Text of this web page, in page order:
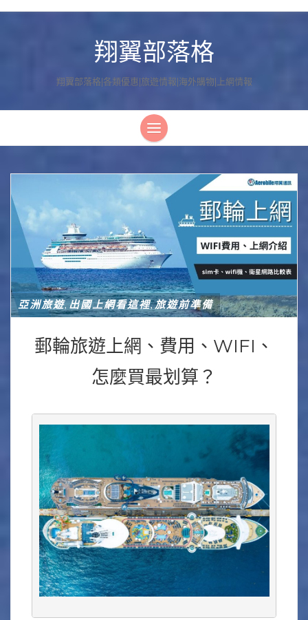
翔翼部落格
翔翼部落格|各類優惠|旅遊情報|海外購物|上網情報
亞洲旅遊, 出國上網看這裡,旅遊前準備
郵輪旅遊上網、費用、WIFI、
怎麼買最划算？